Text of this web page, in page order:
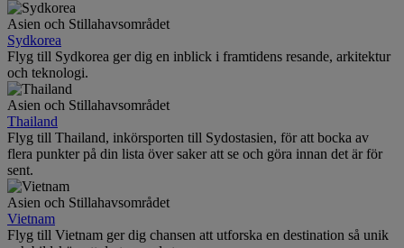
Asien och Stillahavsområdet
Sydkorea
Flyg till Sydkorea ger dig en inblick i framtidens resande, arkitektur
och teknologi.
Asien och Stillahavsområdet
Thailand
Flyg till Thailand, inkörsporten till Sydostasien, för att bocka av
flera punkter på din lista över saker att se och göra innan det är för
sent.
Asien och Stillahavsområdet
Vietnam
Flyg till Vietnam ger dig chansen att utforska en destination så unik